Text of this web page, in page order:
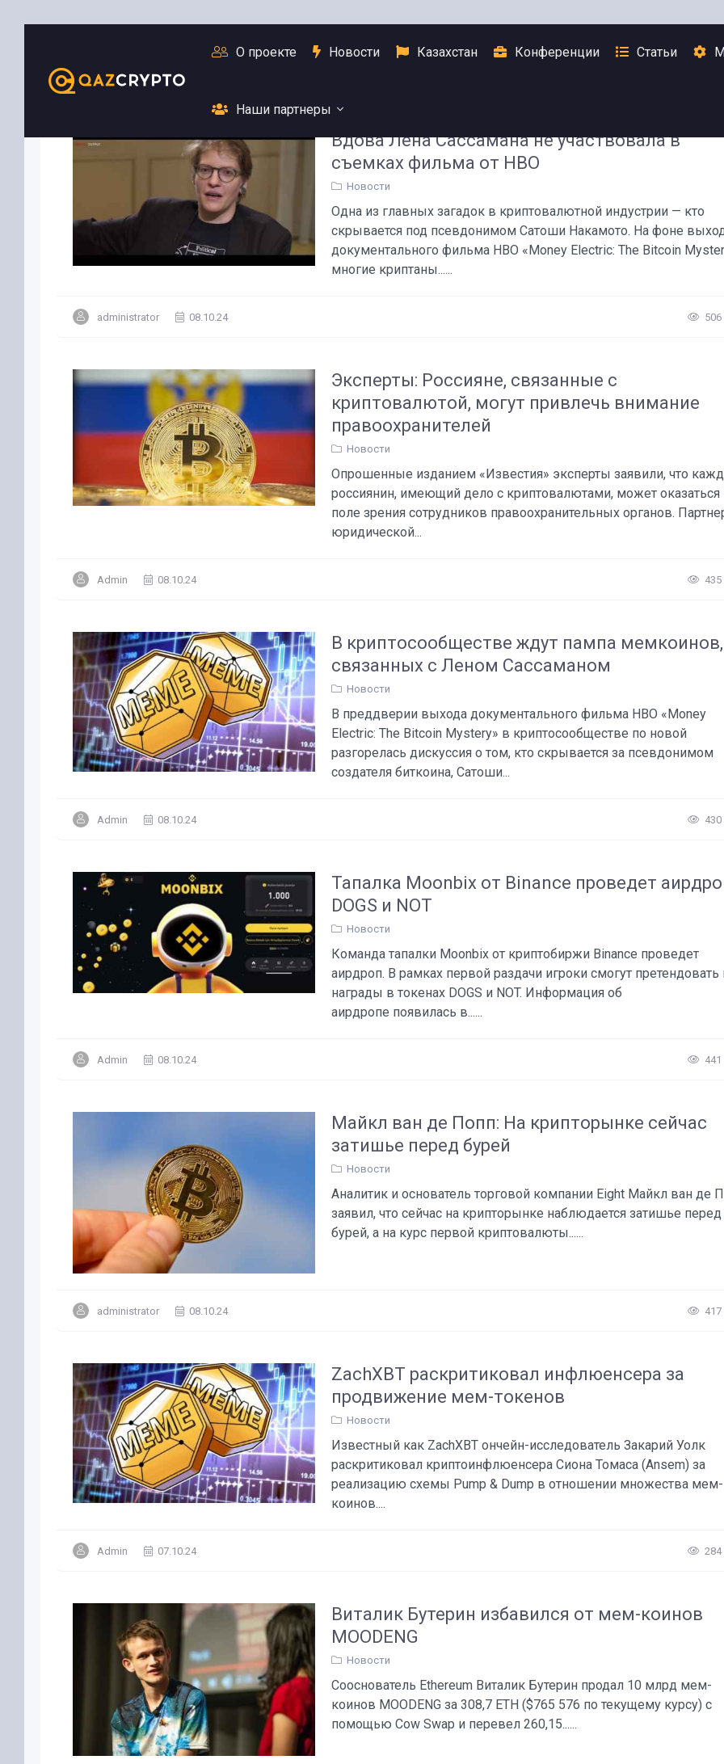
О проекте Новости Казахстан Конференции Статьи
Наши партнеры
Вдова Лена Сассамана не участвовала в
съемках фильма от HBO
Новости
Одна из главных загадок в криптовалютной индустрии — кто
скрывается под псевдонимом Сатоши Накамото. На фоне
документального фильма HBO «Money Electric: The Bitcoin
многие криптаны......
administrator 08.10.24 506
Эксперты: Россияне, связанные с
криптовалютой, могут привлечь внимание
правоохранителей
Новости
Опрошенные изданием «Известия» эксперты заявили, что
россиянин, имеющий дело с криптовалютами, может оказаться
поле зрения сотрудников правоохранительных органов.
юридической...
Admin 08.10.24 435
В криптосообществе ждут пампа мемкоинов,
связанных с Леном Сассаманом
Новости
В преддверии выхода документального фильма HBO «Money
Electric: The Bitcoin Mystery» в криптосообществе по новой
разгорелась дискуссия о том, кто скрывается за псевдонимом
создателя биткоина, Сатоши...
Admin 08.10.24 430
Тапалка Moonbix от Binance проведет
DOGS и NOT
Новости
Команда тапалки Moonbix от криптобиржи Binance проведет
аирдроп. В рамках первой раздачи игроки смогут претендовать
награды в токенах DOGS и NOT. Информация об
аирдропе появилась в......
Admin 08.10.24 441
Майкл ван де Попп: На крипторынке сейчас
затишье перед бурей
Новости
Аналитик и основатель торговой компании Eight Майкл ван де
заявил, что сейчас на крипторынке наблюдается затишье перед
бурей, а на курс первой криптовалюты......
administrator 08.10.24 417
ZachXBT раскритиковал инфлюенсера за
продвижение мем-токенов
Новости
Известный как ZachXBT ончейн-исследователь Закарий Уолк
раскритиковал криптоинфлюенсера Сиона Томаса (Ansem) за
реализацию схемы Pump & Dump в отношении множества мем-
коинов....
Admin 07.10.24 284
Виталик Бутерин избавился от мем-коинов
MOODENG
Новости
Сооснователь Ethereum Виталик Бутерин продал 10 млрд мем-
коинов MOODENG за 308,7 ETH ($765 576 по текущему курсу) с
помощью Cow Swap и перевел 260,15......